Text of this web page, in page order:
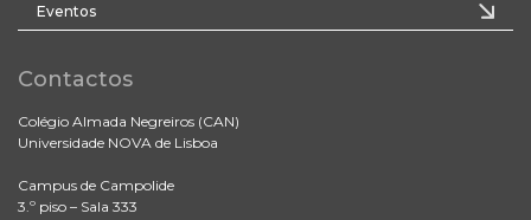
Eventos
Contactos
Colégio Almada Negreiros (CAN)
Universidade NOVA de Lisboa
Campus de Campolide
3.º piso – Sala 333